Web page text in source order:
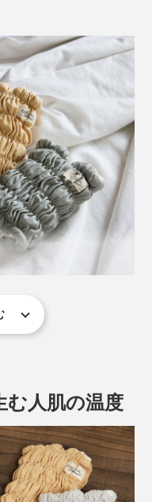
がちですが、とくに
）』の「足首ウォーマ
なたの足先を温めつづ
む人肌の温度